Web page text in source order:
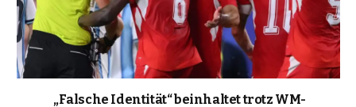
„Falsche Identität“ beinhaltet trotz WM-